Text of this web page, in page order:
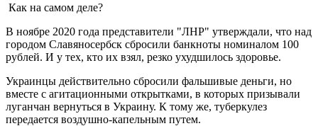
Как на самом деле?
В ноябре 2020 года представители "ЛНР" утверждали, что над
городом Славяносербск сбросили банкноты номиналом 100
рублей. И у тех, кто их взял, резко ухудшилось здоровье.
Украинцы действительно сбросили фальшивые деньги, но
вместе с агитационными открытками, в которых призывали
луганчан вернуться в Украину. К тому же, туберкулез
передается воздушно-капельным путем.